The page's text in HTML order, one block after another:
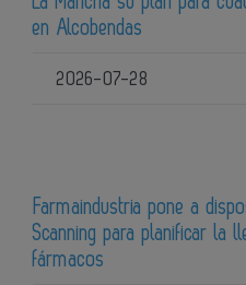
en Alcobendas
2026-07-28
Farmaindustria pone a
Scanning para planificar la
fármacos